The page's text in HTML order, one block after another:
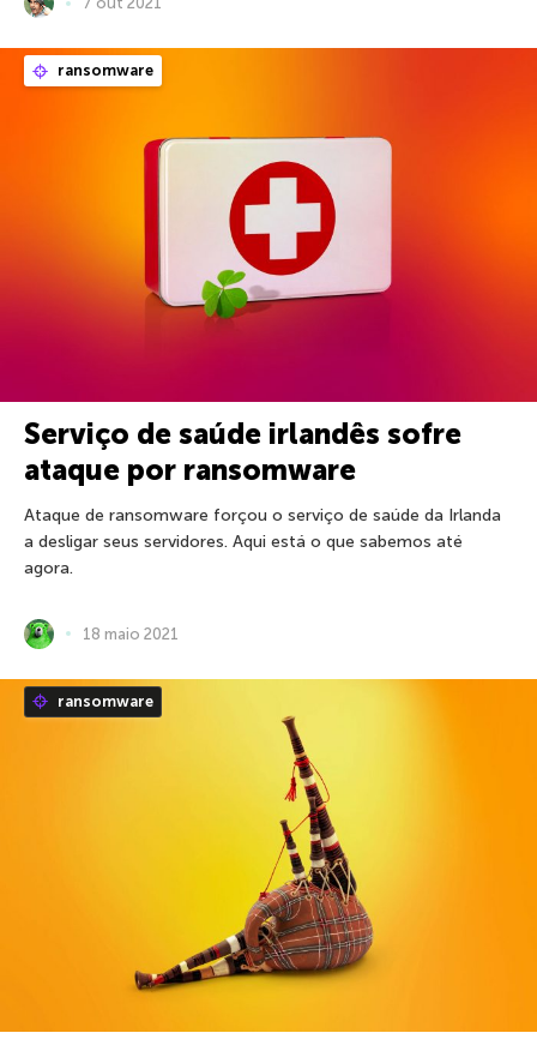
ransomware
Serviço de saúde irlandês sofre
ataque por ransomware
Ataque de ransomware forçou o serviço de saúde da Irlanda
a desligar seus servidores. Aqui está o que sabemos até
agora.
18 maio 2021
ransomware